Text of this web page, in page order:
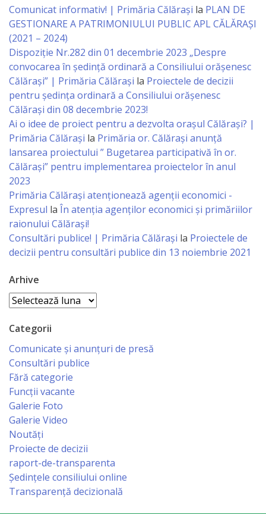
Specialist
în
Construcţii,
Gospodărie
Comunală
şi
Drumuri
în
Problemele
Antreprenoriat,
şi
Comerţ
Specialist
în
Problemele
Tineretului
şi
Sportului
Specialist
pentru
Comunicat informativ! | Primăria Călărași la PLAN DE
GESTIONARE A PATRIMONIULUI PUBLIC APL CĂLĂRAȘI
(2021 – 2024)
Dispoziție Nr.282 din 01 decembrie 2023 „Despre
convocarea în ședință ordinară a Consiliului orășenesc
Călărași” | Primăria Călărași la Proiectele de decizii
pentru ședința ordinară a Consiliului orășenesc
Călărași din 08 decembrie 2023!
Ai o idee de proiect pentru a dezvolta orașul Călărași? |
Primăria Călărași la Primăria or. Călărași anunță
lansarea proiectului ” Bugetarea participativă în or.
Călărași” pentru implementarea proiectelor în anul
2023
Primăria Călăraşi atenţionează agenţii economici -
Expresul la În atenția agenților economici și primăriilor
raionului Călărași!
Consultări publice! | Primăria Călărași la Proiectele de
decizii pentru consultări publice din 13 noiembrie 2021
Arhive
Arhive
Categorii
Comunicate și anunțuri de presă
Consultări publice
Fără categorie
Funcții vacante
Galerie Foto
Galerie Video
Noutăți
Proiecte de decizii
raport-de-transparenta
Ședințele consiliului online
Transparență decizională